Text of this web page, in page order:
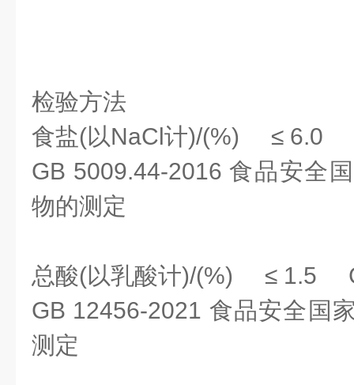
检验方法
食盐(以NaCl计)/(%) ≤ 6.0
GB 5009.44-2016 食品安全
物的测定
总酸(以乳酸计)/(%) ≤ 1.5
GB 12456-2021 食品安全国
测定